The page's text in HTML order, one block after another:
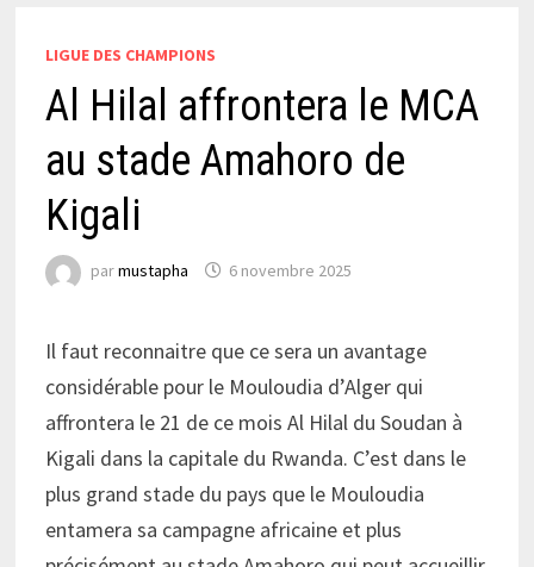
LIGUE DES CHAMPIONS
Al Hilal affrontera le MCA
au stade Amahoro de
Kigali
parmustapha 6 novembre 2025
Il faut reconnaitre que ce sera un avantage
considérable pour le Mouloudia d’Alger qui
affrontera le 21 de ce mois Al Hilal du Soudan à
Kigali dans la capitale du Rwanda. C’est dans le
plus grand stade du pays que le Mouloudia
entamera sa campagne africaine et plus